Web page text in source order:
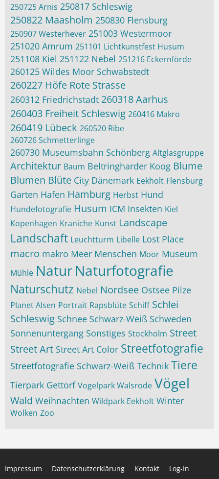
250725 Arnis 250817 Schleswig
250822 Maasholm 250830 Flensburg
250907 Westerhever 251003 Westermoor
251020 Amrum 251101 Lichtkunstfest Husum
251108 Kiel 251122 Nebel 251216 Eckernförde
260125 Wildes Moor Schwabstedt
260227 Höfe Rote Strasse
260312 Friedrichstadt 260318 Aarhus
260403 Freiheit Schleswig 260416 Makro
260419 Lübeck 260520 Ribe
260726 Schmetterlinge
260730 Museumsbahn Schönberg Altglasgruppe
Architektur Baum Beltringharder Koog Blume
Blumen Blüte City Dänemark Eekholt Flensburg
Garten Hafen Hamburg Herbst Hund
Hundefotografie Husum ICM Insekten Kiel
Kopenhagen Kraniche Kunst Landscape
Landschaft Leuchtturm Libelle Lost Place
macro makro Meer Menschen Moor Museum
Mühle NaturNaturfotografie
Naturschutz Nebel Nordsee Ostsee Pilze
Planet Alsen Portrait Rapsblüte Schiff Schlei
Schleswig Schnee Schwarz-Weiß Schweden
Sonnenuntergang Sonstiges Stockholm Street
Street Art Street Art Color Streetfotografie
Streetfotografie Schwarz-Weiß Technik Tiere
Tierpark Gettorf Vogelpark Walsrode Vögel
Wald Weihnachten Wildpark Eekholt Winter
Wolken Zoo
Impressum Datenschutzerklärung Kontakt Log-In